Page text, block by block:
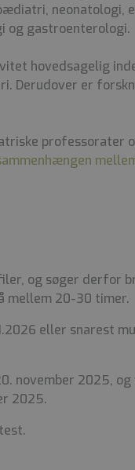
neonatologi,
og gastroenterologi.
hovedsagelig
Derudover er
professorater
og søger derfor
mellem 20-30 timer.
eller snarest
november 2025,
2025.